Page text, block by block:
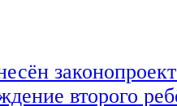
второго